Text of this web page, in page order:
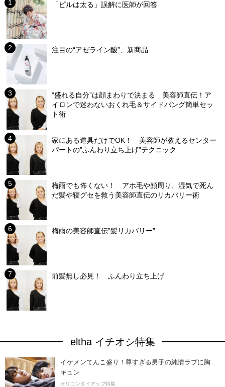
「ピルは太る」誤解に医師が回答
注目の“アゼライン酸”、新商品
“盛れる自分”は顔まわりで決まる 美容師直伝！ア
イロンで迷わないおくれ毛＆サイドバング簡単セッ
ト術
家にある道具だけでOK！ 美容師が教えるセンター
パートの”ふんわり立ち上げ”テクニック
梅雨でも怖くない！ アホ毛や顔周り、湿気で死ん
だ髪や寝グセを救う美容師直伝のリカバリー術
梅雨の美容師直伝”髪リカバリー”
前髪無し必見！ ふんわり立ち上げ
eltha イチオシ特集
イケメンてんこ盛り！尊すぎる男子の純情ラブに胸
キュン
オリコンタイアップ特集